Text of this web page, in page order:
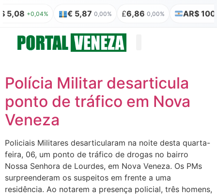
5,08 +0,04% € 5,87 0,00% £6,86 0,00% AR$ 100
Polícia Militar desarticula
ponto de tráfico em Nova
Veneza
Policiais Militares desarticularam na noite desta quarta-
feira, 06, um ponto de tráfico de drogas no bairro
Nossa Senhora de Lourdes, em Nova Veneza. Os PMs
surpreenderam os suspeitos em frente a uma
residência. Ao notarem a presença policial, três homens,